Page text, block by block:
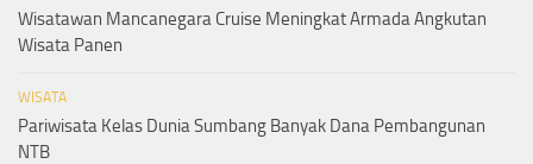
Wisatawan Mancanegara Cruise Meningkat Armada Angkutan
Wisata Panen
WISATA
Pariwisata Kelas Dunia Sumbang Banyak Dana Pembangunan
NTB